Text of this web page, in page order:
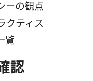
ーの観点
クティス
覧
認